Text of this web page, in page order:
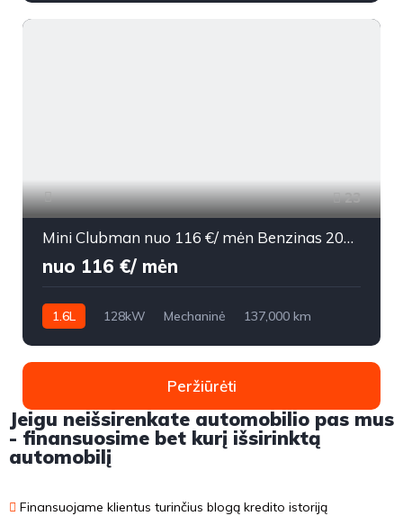
23
Mini Clubman nuo 116 €/ mėn Benzinas 2008m. Hečbekas Mechaninė
nuo 116 €/ mėn
1.6L 128kW Mechaninė
137,000 km
Peržiūrėti
Jeigu neišsirenkate automobilio pas mus
- finansuosime bet kurį išsirinktą
automobilį
Finansuojame klientus turinčius blogą kredito istoriją